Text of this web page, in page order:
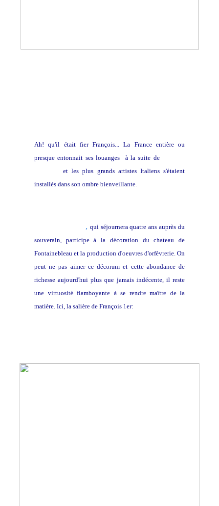
Ah! qu'il était fier François... La France entière ou
presque entonnait ses louanges à la suite de
et les plus grands artistes Italiens s'étaient
installés dans son ombre bienveillante.
, qui séjournera quatre ans auprès du
souverain, participe à la décoration du chateau de
Fontainebleau et la production d'oeuvres d'orfèvrerie. On
peut ne pas aimer ce décorum et cette abondance de
richesse aujourd'hui plus que jamais indécente, il reste
une virtuosité flamboyante à se rendre maître de la
matière. Ici, la salière de François 1er: